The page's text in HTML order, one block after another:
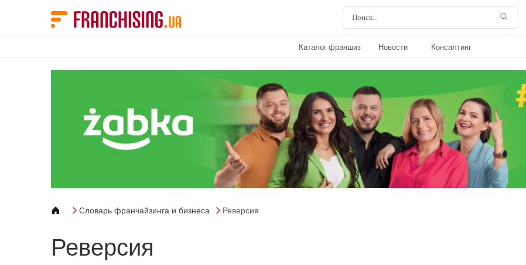
Каталог франшиз Новости Консалтинг
Словарь франчайзинга и бизнеса Реверсия
Реверсия